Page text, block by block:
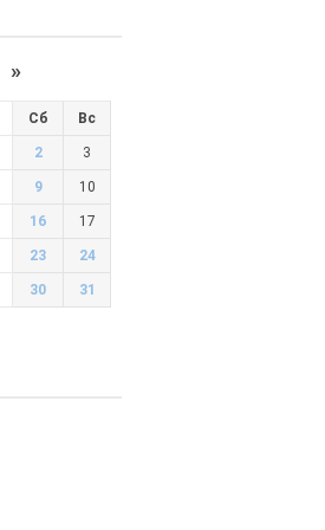
»
Сб Вс
2 3
9 10
16 17
23 24
30 31